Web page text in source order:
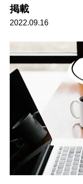
掲載
2022.09.16